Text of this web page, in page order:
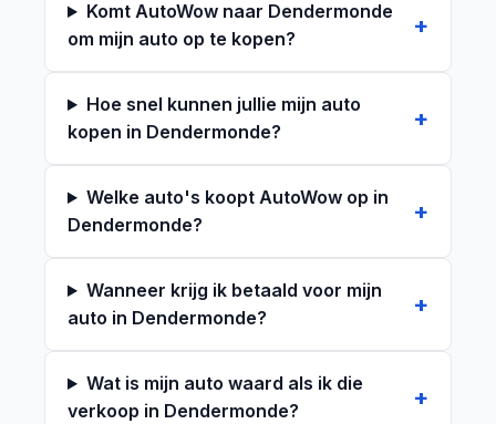
Komt AutoWow naar Dendermonde
om mijn auto op te kopen?
Hoe snel kunnen jullie mijn auto
kopen in Dendermonde?
Welke auto's koopt AutoWow op in
Dendermonde?
Wanneer krijg ik betaald voor mijn
auto in Dendermonde?
Wat is mijn auto waard als ik die
verkoop in Dendermonde?